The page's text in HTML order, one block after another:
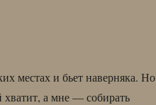
местах и бьет наверняка. Но
хватит, а мне — собирать